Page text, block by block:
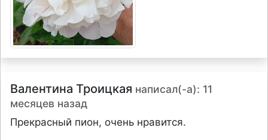
Валентина Троицкая написал(-а): 11
месяцев назад
Прекрасный пион, очень нравится.